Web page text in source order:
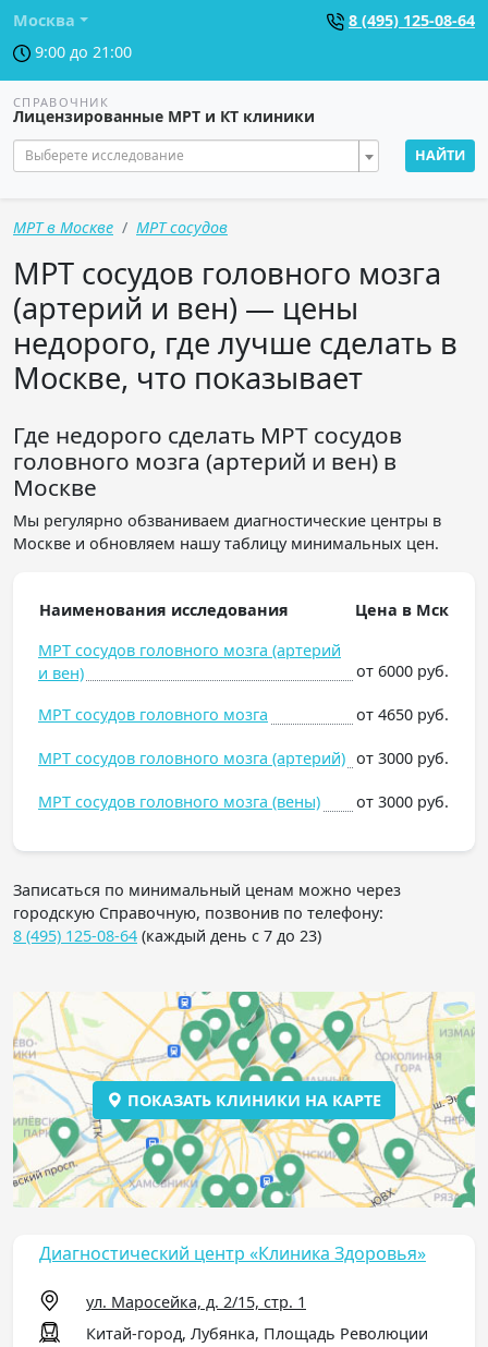
Москва
8 (495) 125-08-64
9:00 до 21:00
СПРАВОЧНИК
Лицензированные МРТ и КТ клиники
Выберете исследование НАЙТИ
МРТ в Москве МРТ сосудов
МРТ сосудов головного мозга
(артерий и вен) — цены
недорого, где лучше сделать в
Москве, что показывает
Где недорого сделать МРТ сосудов
головного мозга (артерий и вен) в
Москве
Мы регулярно обзваниваем диагностические центры в
Москве и обновляем нашу таблицу минимальных цен.
Наименования исследования
Цена в Мск
МРТ сосудов головного мозга (артерий
и вен)
от 6000 руб.
МРТ сосудов головного мозга от 4650 руб.
МРТ сосудов головного мозга (артерий) от 3000 руб.
МРТ сосудов головного мозга (вены) от 3000 руб.
Записаться по минимальный ценам можно через
городскую Справочную, позвонив по телефону:
8 (495) 125-08-64 (каждый день с 7 до 23)
ПОКАЗАТЬ КЛИНИКИ НА КАРТЕ
Диагностический центр «Клиника Здоровья»
ул. Маросейка, д. 2/15, стр. 1
Китай-город, Лубянка, Площадь Революции